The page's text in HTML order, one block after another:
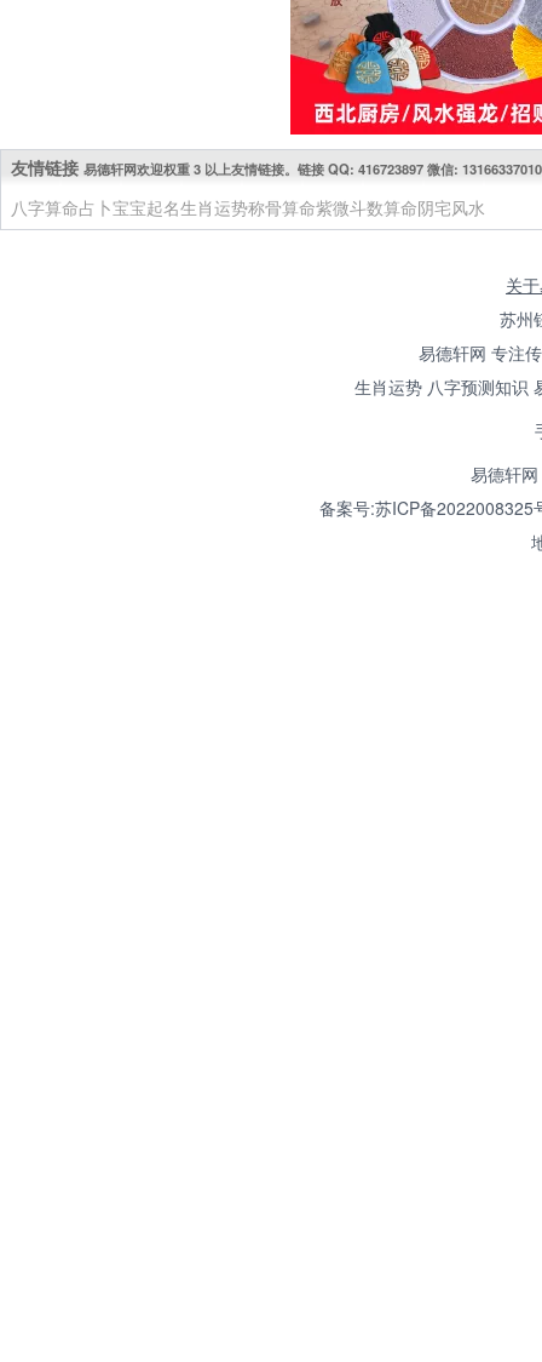
友情链接 易德轩网欢迎权重 3 以上友情链接。链接 QQ: 416723897 微信: 13166337010
八字算命占卜宝宝起名生肖运势称骨算命紫微斗数算命阴宅风水
关
苏州
易德轩网 专注
生肖运势 八字预测知识
易德轩
备案号:苏ICP备2022008325